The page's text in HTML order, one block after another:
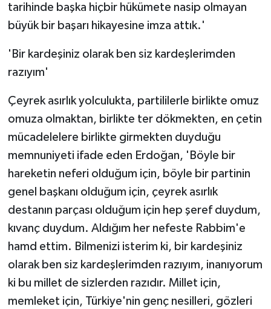
tarihinde başka hiçbir hükümete nasip olmayan
büyük bir başarı hikayesine imza attık.'
'Bir kardeşiniz olarak ben siz kardeşlerimden
razıyım'
Çeyrek asırlık yolculukta, partililerle birlikte omuz
omuza olmaktan, birlikte ter dökmekten, en çetin
mücadelelere birlikte girmekten duyduğu
memnuniyeti ifade eden Erdoğan, 'Böyle bir
hareketin neferi olduğum için, böyle bir partinin
genel başkanı olduğum için, çeyrek asırlık
destanın parçası olduğum için hep şeref duydum,
kıvanç duydum. Aldığım her nefeste Rabbim'e
hamd ettim. Bilmenizi isterim ki, bir kardeşiniz
olarak ben siz kardeşlerimden razıyım, inanıyorum
ki bu millet de sizlerden razıdır. Millet için,
memleket için, Türkiye'nin genç nesilleri, gözleri